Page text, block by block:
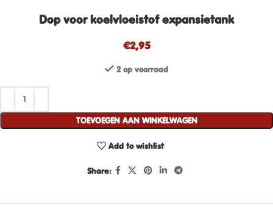
Dop voor koelvloeistof expansietank
€2,95
2 op voorraad
TOEVOEGEN AAN WINKELWAGEN
Add to wishlist
Share: